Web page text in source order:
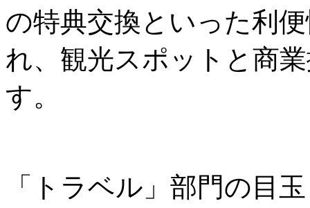
の特典交換といった利
れ、観光スポットと商
す。
「トラベル」部門の目